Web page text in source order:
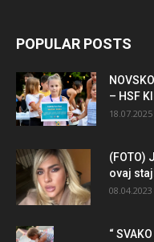
POPULAR POSTS
– HSF
18.07.2025
(FOTO)
ovaj
08.04.2023
“